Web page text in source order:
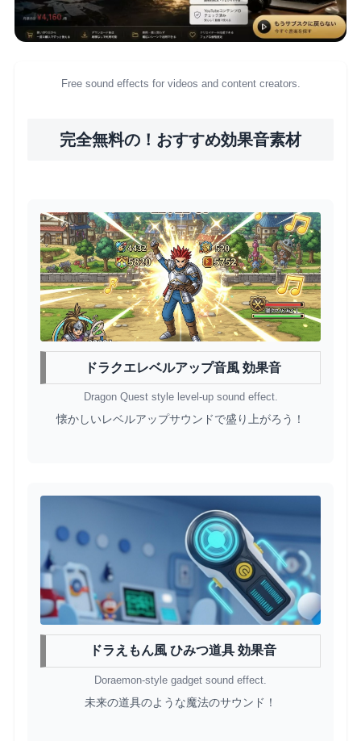
Free sound effects for videos and content creators.
完全無料の！おすすめ効果音素材
ドラクエレベルアップ音風 効果音
Dragon Quest style level-up sound effect.
懐かしいレベルアップサウンドで盛り上がろう！
ドラえもん風 ひみつ道具 効果音
Doraemon-style gadget sound effect.
未来の道具のような魔法のサウンド！